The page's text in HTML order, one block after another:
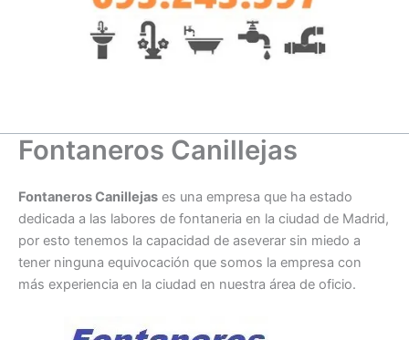
Fontaneros Canillejas
Fontaneros Canillejas es una empresa que ha estado
dedicada a las labores de fontaneria en la ciudad de Madrid,
por esto tenemos la capacidad de aseverar sin miedo a
tener ninguna equivocación que somos la empresa con
más experiencia en la ciudad en nuestra área de oficio.